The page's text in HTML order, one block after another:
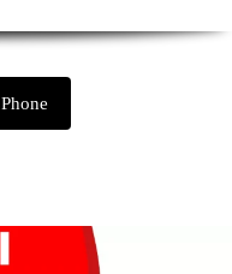
Phone